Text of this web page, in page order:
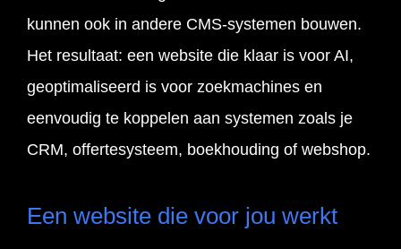
kunnen ook in andere CMS-systemen bouwen.
Het resultaat: een website die klaar is voor AI,
geoptimaliseerd is voor zoekmachines en
eenvoudig te koppelen aan systemen zoals je
CRM, offertesysteem, boekhouding of webshop.
Een website die voor jou werkt